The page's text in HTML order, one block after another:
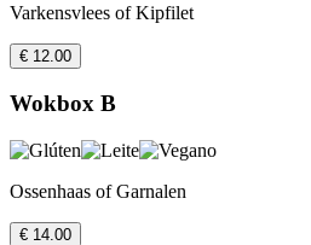
Varkensvlees of Kipfilet
€ 12.00
Wokbox B
Ossenhaas of Garnalen
€ 14.00